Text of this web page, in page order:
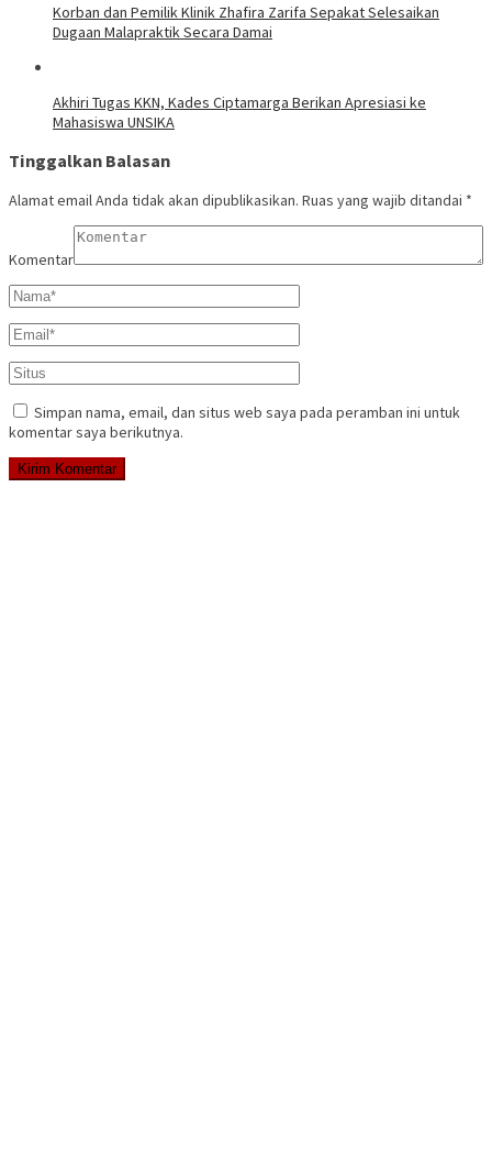
Korban dan Pemilik Klinik Zhafira Zarifa Sepakat Selesaikan
Dugaan Malapraktik Secara Damai
Akhiri Tugas KKN, Kades Ciptamarga Berikan Apresiasi ke
Mahasiswa UNSIKA
Tinggalkan Balasan
Alamat email Anda tidak akan dipublikasikan. Ruas yang wajib ditandai *
Komentar
Simpan nama, email, dan situs web saya pada peramban ini untuk
komentar saya berikutnya.